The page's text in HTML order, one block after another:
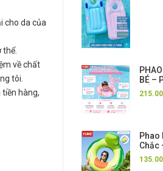
cho da của
thể.
về chất
tôi.
hàng,
BÉ –
TIÊN
Phao
Chắc
Toàn